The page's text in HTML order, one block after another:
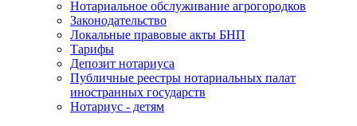
Нотариальное обслуживание агрогородков
Законодательство
Локальные правовые акты БНП
Тарифы
Депозит нотариуса
Публичные реестры нотариальных палат
иностранных государств
Нотариус - детям